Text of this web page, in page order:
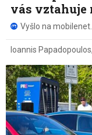
vás vztahuje
Vyšlo na
Ioannis Papadopoulos,